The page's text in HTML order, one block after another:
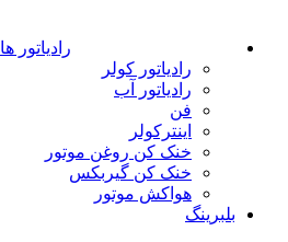
رادیاتور ها
رادیاتور کولر
رادیاتور آب
فن
اینترکولر
خنک کن روغن موتور
خنک کن گیربکس
هواکش موتور
بلبرینگ